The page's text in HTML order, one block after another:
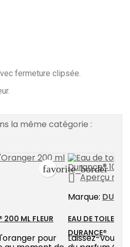
fermeture clipsée.
la même catégorie :
200 ML FLEUR
pour
favorite_border
 Aperçu
Marque:
EAU DE
DURANCE®
Laissez-vous